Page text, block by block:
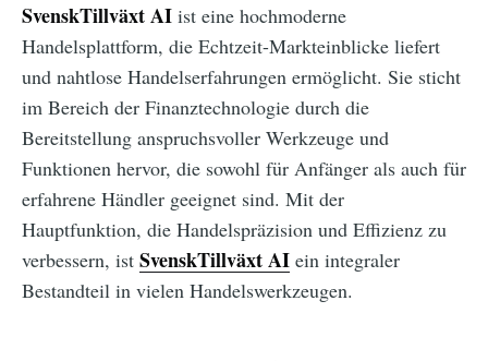
SvenskTillväxt AI ist eine hochmoderne
Handelsplattform, die Echtzeit-Markteinblicke liefert
und nahtlose Handelserfahrungen ermöglicht. Sie sticht
im Bereich der Finanztechnologie durch die
Bereitstellung anspruchsvoller Werkzeuge und
Funktionen hervor, die sowohl für Anfänger als auch für
erfahrene Händler geeignet sind. Mit der
Hauptfunktion, die Handelspräzision und Effizienz zu
verbessern, ist SvenskTillväxt AI ein integraler
Bestandteil in vielen Handelswerkzeugen.